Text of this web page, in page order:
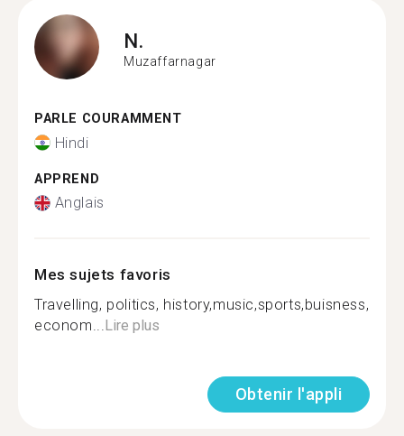
N.
Muzaffarnagar
PARLE COURAMMENT
Hindi
APPREND
Anglais
Mes sujets favoris
Travelling, politics, history,music,sports,buisness,
econom...Lire plus
Obtenir l'appli